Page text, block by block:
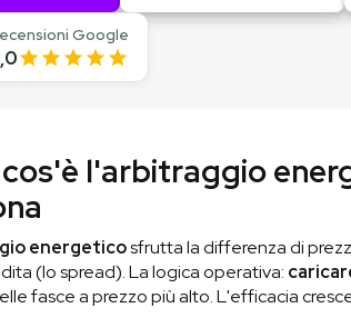
Google
cos'è l'arbitraggio
energeticosfrutta la differenza di
(lo spread). La logica operativa:
fasce a prezzo più alto. L'efficacia